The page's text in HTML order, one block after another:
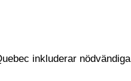
inkluderar nödvändiga